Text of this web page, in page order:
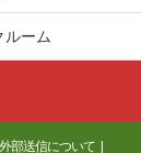
ルーム
部送信について